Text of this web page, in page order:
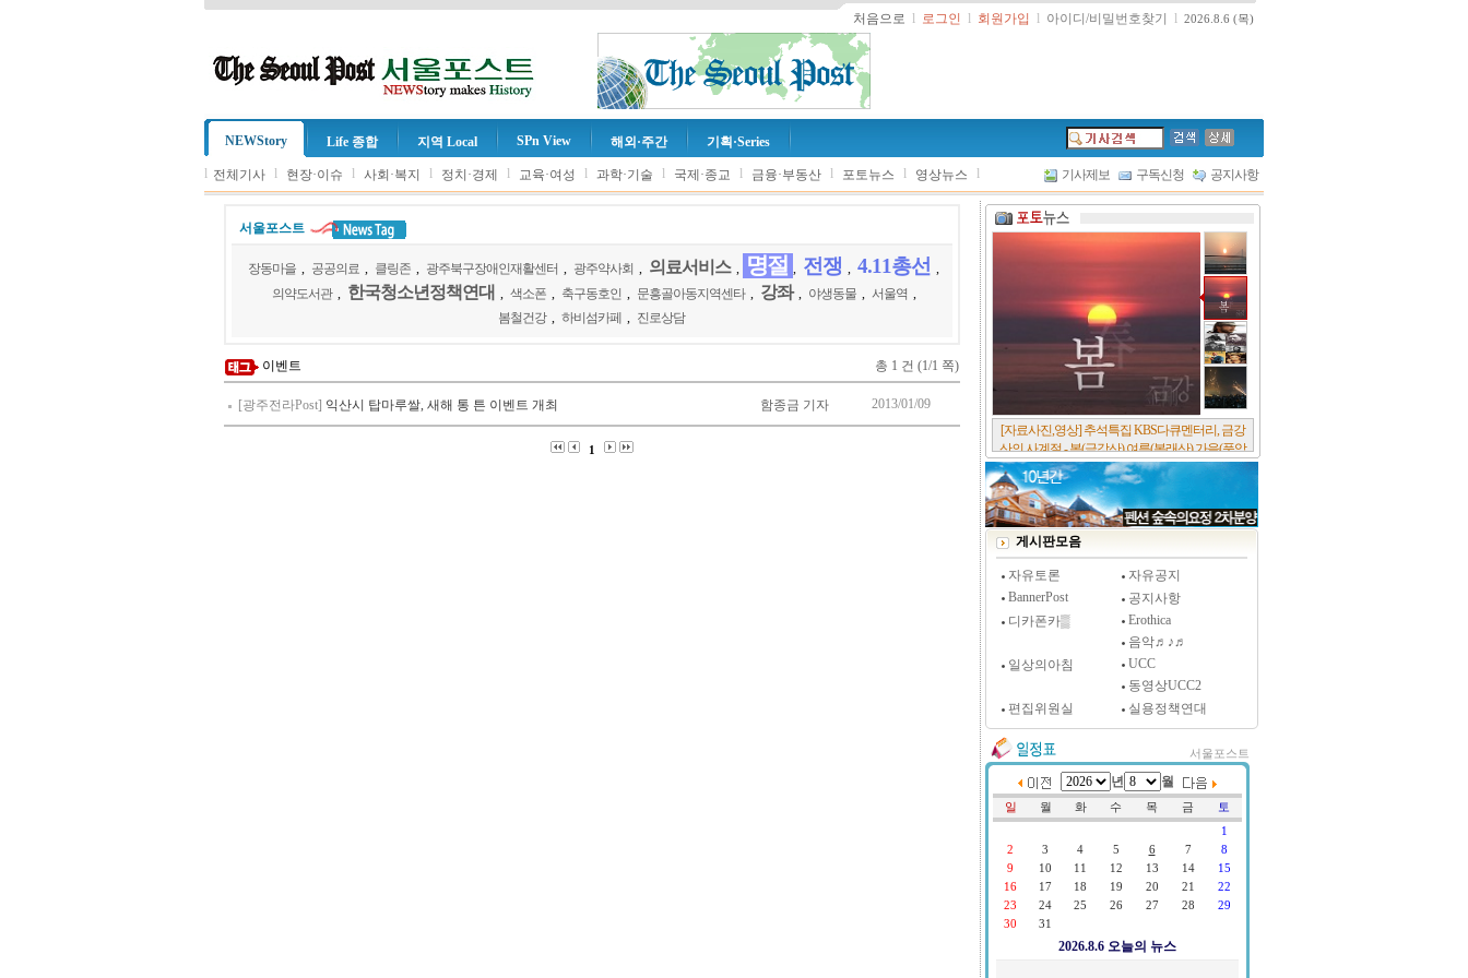
처음으로 l 로그인 l 회원가입 l 아이디/비밀번호찾기 l 2026.8.6 (목)
NEWStory Life 종합 지역 Local SPn View 해외·주간 기획·Series
l 전체기사 l 현장·이슈 l 사회·복지 l 정치·경제 l 교육·여성 l 과학·기술 l 국제·종교 l 금융·부동산 l 포토뉴스 l 영상뉴스 l 기사제보 구독신청 공지사항
서울포스트
장동마을 공공의료 클링존 광주북구장애인재활센터 광주약사회 의료서비스 명절 전쟁 4.11총선
의약도서관
한국청소년정책연대 색소폰 축구동호인 문흥골아동지역센타 강좌 야생동물 서울역
봄철건강
하비섬카페 진로상담
이벤트 총 1 건 (1/1 쪽)
[광주전라Post] 익산시 탑마루쌀, 새해 통 튼 이벤트 개최 함종금 기자 2013/01/09
1
[서울포스트논단] 담배에 관한 추억, 연도별 우리
나라 금연정책 및 금연구역 확대 추이, 정부가 아
무리 더 해롭다고 사기를 쳐대도 피워 본 사람은
다 안다, 전자담배시장은 10년새 폭발적 증가세..
[시사저널 인터뷰] 윤방부 연세대 의대 명예교수,
"골초에게 전자담배를 허하라"
게시판모음
자유토론
자유공지
BannerPost
공지사항
디카폰카▒
Erothica
음악♬♪♬
일상의아침
UCC
동영상UCC2
편집위원실
실용정책연대
서울포스트